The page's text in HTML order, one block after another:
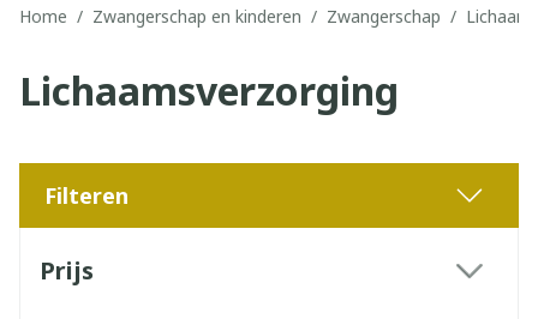
Home / Zwangerschap en kinderen / Zwangerschap /
Lichaamsverzorging
Filteren
Prijs